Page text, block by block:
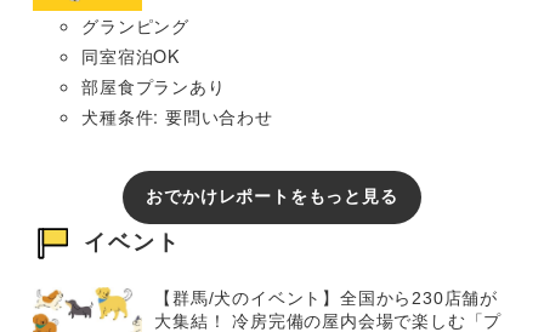
グランピング
同室宿泊OK
部屋食プランあり
犬種条件: 要問い合わせ
おでかけレポートをもっと見る
イベント
【群馬/犬のイベント】全国から230店舗が
大集結！ 冷房完備の屋内会場で楽しむ「プ